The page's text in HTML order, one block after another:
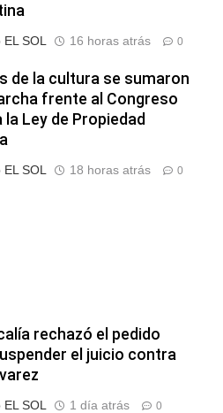
SOL 16 horas atrás 0
de la cultura se sumaron
frente al Congreso
Ley de Propiedad
SOL 18 horas atrás 0
rechazó el pedido
el juicio contra
SOL 1 día atrás 0